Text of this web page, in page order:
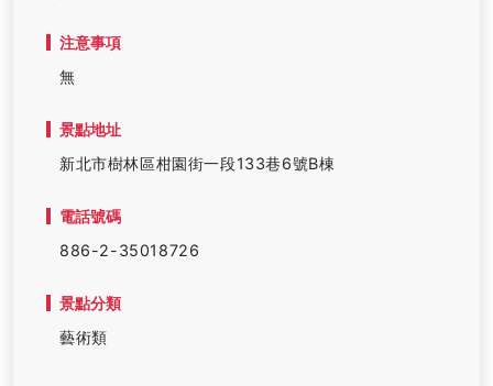
注意事項
無
景點地址
新北市樹林區柑園街一段133巷6號B棟
電話號碼
886-2-35018726
景點分類
藝術類